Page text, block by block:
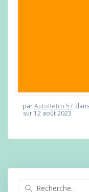
parAutoRetro 57 dans
sur 12 août 2023